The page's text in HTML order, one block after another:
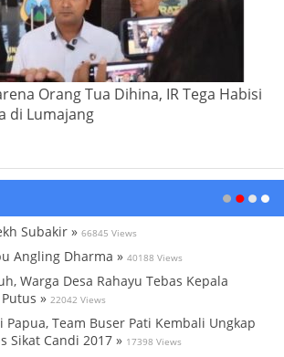
Orang Tua Dihina, IR Tega Habisi
di Lumajang
Subakir » 66845 Views
Angling Dharma » 40188 Views
Warga Desa Rahayu Tebas Kepala
» 22042 Views
Papua, Team Buser Pati Kembali Ungkap
Sikat Candi 2017 » 17398 Views